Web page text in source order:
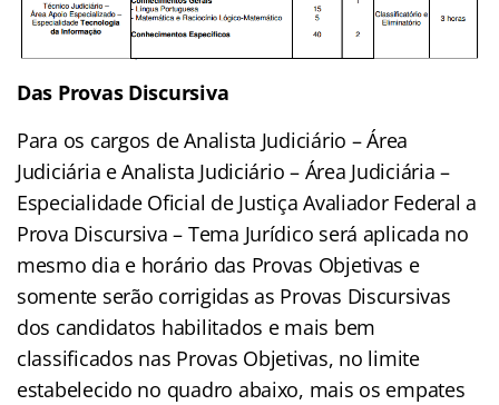
Das Provas Discursiva
Para os cargos de Analista Judiciário – Área
Judiciária e Analista Judiciário – Área Judiciária –
Especialidade Oficial de Justiça Avaliador Federal a
Prova Discursiva – Tema Jurídico será aplicada no
mesmo dia e horário das Provas Objetivas e
somente serão corrigidas as Provas Discursivas
dos candidatos habilitados e mais bem
classificados nas Provas Objetivas, no limite
estabelecido no quadro abaixo, mais os empates